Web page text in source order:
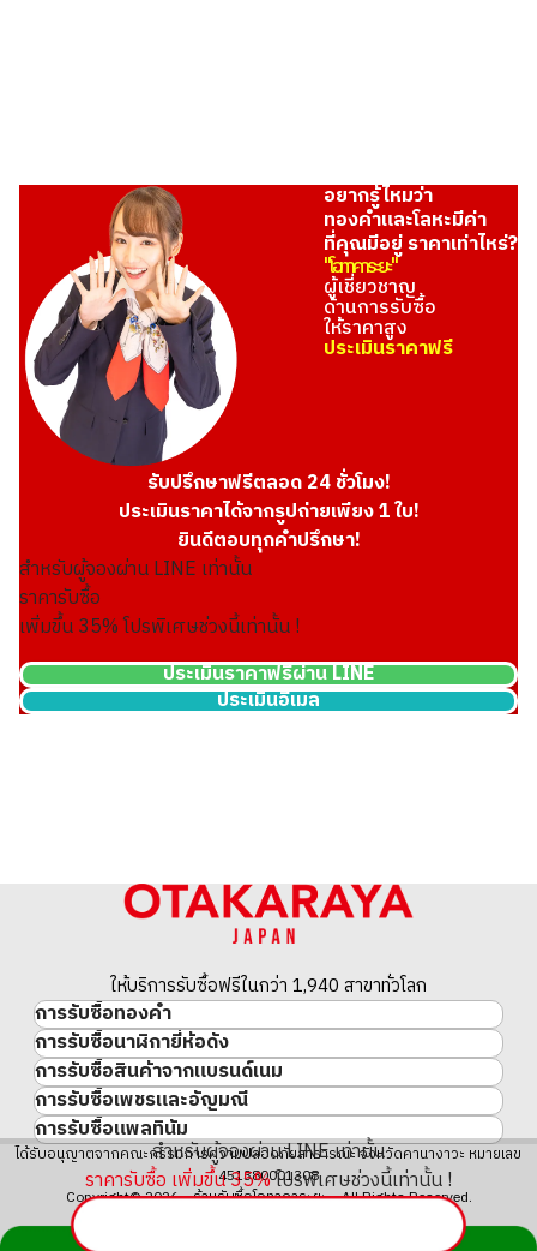
อยากรู้ไหมว่า
ทองคำและโลหะมีค่า
ที่คุณมีอยู่ ราคาเท่าไหร่?
"โอทาคาระยะ"
ผู้เชี่ยวชาญ
ด้านการรับซื้อ
ให้ราคาสูง
ประเมินราคาฟรี
รับปรึกษาฟรีตลอด 24 ชั่วโมง!
ประเมินราคาได้จากรูปถ่ายเพียง 1 ใบ!
ยินดีตอบทุกคำปรึกษา!
สำหรับผู้จองผ่าน LINE เท่านั้น
ราคารับซื้อ
เพิ่มขึ้น35% โปรพิเศษช่วงนี้เท่านั้น !
ประเมินราคาฟรีผ่าน LINE
ประเมินอีเมล
สำหรับผู้จองผ่าน LINE เท่านั้น
ราคารับซื้อ เพิ่มขึ้น35%โปรพิเศษช่วงนี้เท่านั้น !
ให้บริการรับซื้อฟรีในกว่า 1,940 สาขาทั่วโลก
การรับซื้อทองคำ
ทองคำ
ทองคำแท่ง
เหรียญทองคำ/เหรียญเงิน
ประวัติราคาทองคำ 10 ปี
ทองรูปพรรณ
แหวนทอง
สร้อยคอทอง・จี้ทอง
การรับซื้อนาฬิกายี่ห้อดัง
นาฬิกาแบรนด์เนม
Rolex
Patek Philippe
Audemars Piguet
Vacheron Constantin
A. Lange & Söhne
การรับซื้อสินค้าจากแบรนด์เนม
สินค้าแบรนด์เนม
Cartier
LOUIS VUITTON
Hermès
CHANEL
การรับซื้อเพชรและอัญมณี
อัญมณี
เพชร
มรกต
ไพลิน
การรับซื้อแพลทินัม
แพลทินัม
ได้รับอนุญาตจากคณะกรรมการความปลอดภัยสาธารณะ จังหวัดคานางาวะ หมายเลข
451380001308
Copyright© 2026 ร้านรับซื้อโอทาคาระยะ All Rights Reserved.